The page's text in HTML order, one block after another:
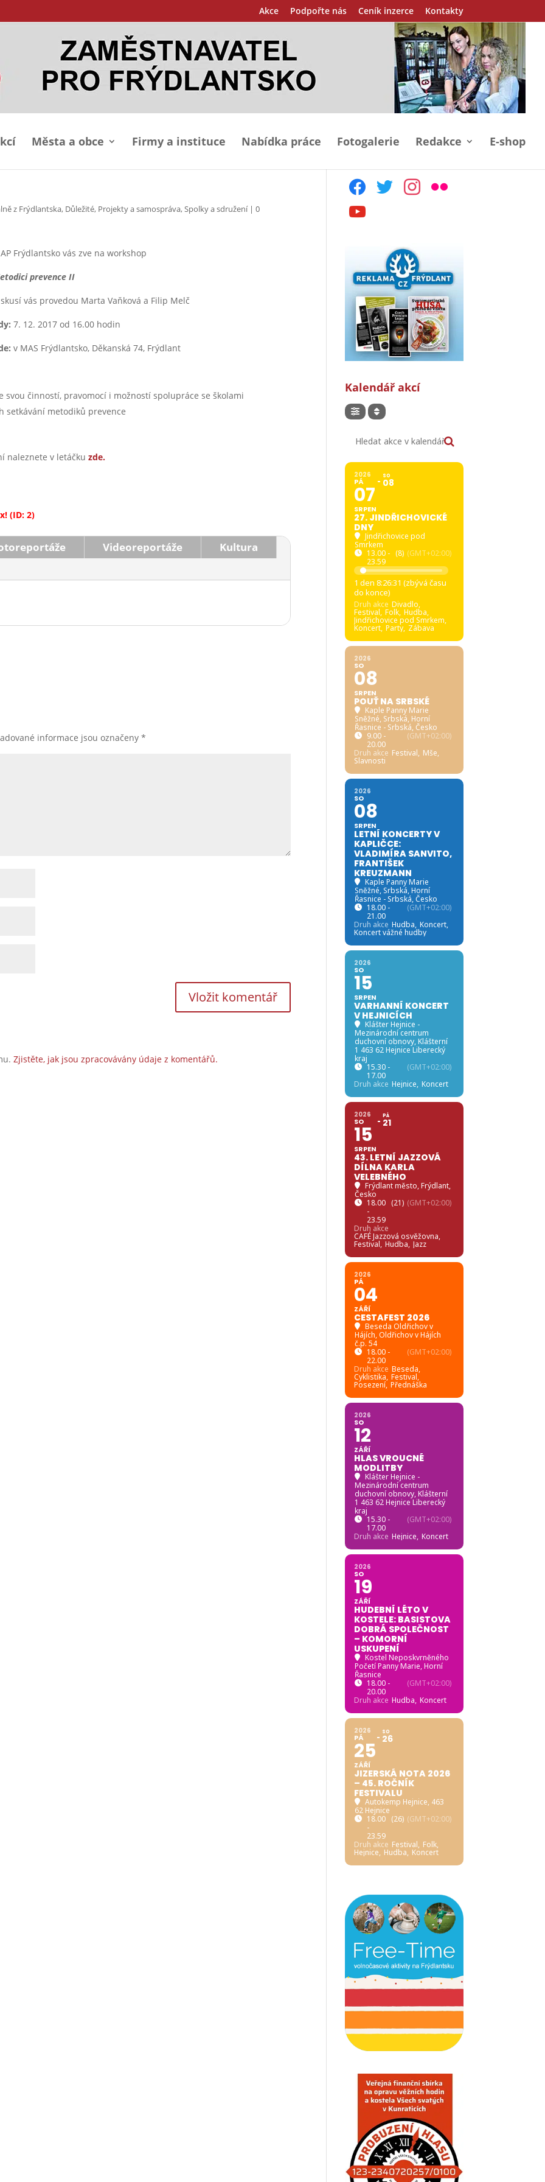
Akce Podpořte nás Ceník inzerce Kontakty
Města a obce Firmy a instituce Nabídka práce Fotogalerie Redakce E-shop
z Frýdlantska, Důležité, Projekty a samospráva,Spolky a sdružení|0
Frýdlantsko vás zve na workshop
prevence II
vás provedou Marta Vaňková a Filip Melč
7. 12. 2017 od 16.00 hodin
v MAS Frýdlantsko, Děkanská 74, Frýdlant
svou činností, pravomocí i možností spolupráce se školami
setkávání metodiků prevence
naleznete v letáčkuzde.
(ID: 2)
Videoreportáže Kultura
informace jsou označeny*
Zjistěte, jak jsou zpracovávány údaje z komentářů.
facebooktwitter instagram
flickr
youtube
Kalendář akcí
2026
PÁ
07
SRPEN
SO
08
27. JINDŘICHOVICKÉ
DNY
Jindřichovice pod
Smrkem
13.00 -
23.59
(8) (GMT+02:00)
1 den 8:26:30 (zbývá času
do konce)
Druh akce Divadlo,
Festival, Folk, Hudba,
Jindřichovice pod Smrkem,
Koncert, Party, Zábava
2026
SO
08
SRPEN
POUŤ NA SRBSKÉ
Kaple Panny Marie
Sněžné, Srbská, Horní
Řasnice - Srbská, Česko
9.00 -
20.00
(GMT+02:00)
Druh akce Festival, Mše,
Slavnosti
2026
SO
08
SRPEN
LETNÍ KONCERTY V
KAPLIČCE:
VLADIMÍRA SANVITO,
FRANTIŠEK
KREUZMANN
Kaple Panny Marie
Sněžné, Srbská, Horní
Řasnice - Srbská, Česko
18.00 -
21.00
(GMT+02:00)
Druh akce Hudba, Koncert,
Koncert vážné hudby
2026
SO
15
SRPEN
VARHANNÍ KONCERT
V HEJNICÍCH
Klášter Hejnice -
Mezinárodní centrum
duchovní obnovy, Klášterní
1 463 62 Hejnice Liberecký
kraj
15.30 -
17.00
(GMT+02:00)
Druh akce Hejnice, Koncert
2026
SO
15
SRPEN
PÁ
21
43. LETNÍ JAZZOVÁ
DÍLNA KARLA
VELEBNÉHO
Frýdlant město, Frýdlant,
Česko
18.00
-
23.59
(21) (GMT+02:00)
Druh akce
CAFÉ Jazzová osvěžovna,
Festival, Hudba, Jazz
2026
PÁ
04
ZÁŘÍ
CESTAFEST 2026
Beseda Oldřichov v
Hájích, Oldřichov v Hájích
č.p. 54
18.00 -
22.00
(GMT+02:00)
Druh akce Beseda,
Cyklistika, Festival,
Posezení, Přednáška
2026
SO
12
ZÁŘÍ
HLAS VROUCNÉ
MODLITBY
Klášter Hejnice -
Mezinárodní centrum
duchovní obnovy, Klášterní
1 463 62 Hejnice Liberecký
kraj
15.30 -
17.00
(GMT+02:00)
Druh akce Hejnice, Koncert
2026
SO
19
ZÁŘÍ
HUDEBNÍ LÉTO V
KOSTELE: BASISTOVA
DOBRÁ SPOLEČNOST
– KOMORNÍ
USKUPENÍ
Kostel Neposkvrněného
Početí Panny Marie, Horní
Řasnice
18.00 -
20.00
(GMT+02:00)
Druh akce Hudba, Koncert
2026
PÁ
25
ZÁŘÍ
SO
26
JIZERSKÁ NOTA 2026
– 45. ROČNÍK
FESTIVALU
Autokemp Hejnice, 463
62 Hejnice
18.00
-
23.59
(26) (GMT+02:00)
Druh akce Festival, Folk,
Hejnice, Hudba, Koncert